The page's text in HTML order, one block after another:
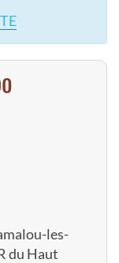
les-
du Haut